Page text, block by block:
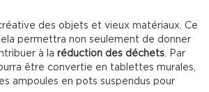
des objets et vieux matériaux. Ce
permettra non seulement de donner
à la réduction des déchets. Par
être convertie en tablettes murales,
ampoules en pots suspendus pour